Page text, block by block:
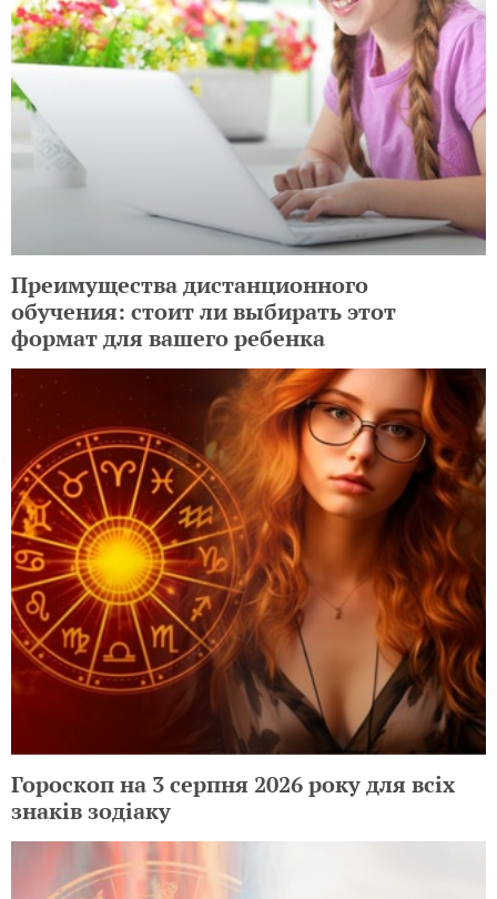
Преимущества дистанционного
обучения: стоит ли выбирать этот
формат для вашего ребенка
Гороскоп на 3 серпня 2026 року для всіх
знаків зодіаку